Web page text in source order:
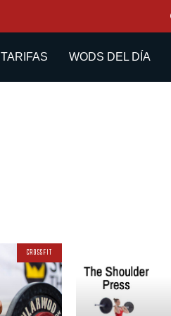
TARIFAS WODS DEL DÍA
CROSSFIT